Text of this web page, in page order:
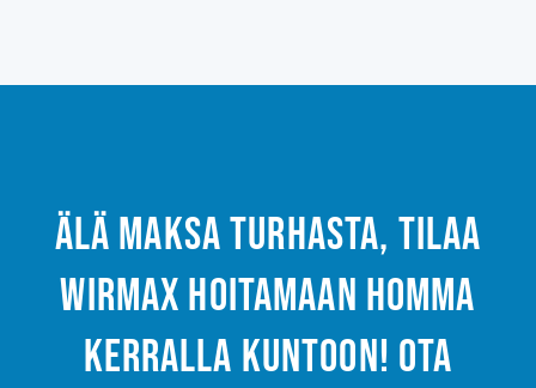
Älä maksa turhasta, tilaa
Wirmax hoitamaan homma
kerralla kuntoon! Ota